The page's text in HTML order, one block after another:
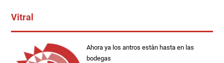
Vitral
Ahora ya los antros estàn hasta en las
bodegas